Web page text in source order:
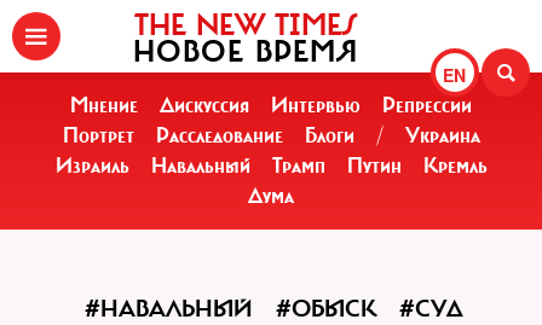
EN
THE NEW TIMES
НОВОЕ ВРЕМЯ
Мнение Дискуссия Интервью
Репрессии
Портрет
Расследование Блоги /
Украина
Израиль
Навальный Трамп Путин
Кремль
Дума
#НАВАЛЬНЫЙ #ОБЫСК #СУД